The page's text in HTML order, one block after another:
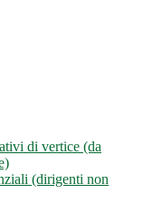
di vertice (da
(dirigenti non